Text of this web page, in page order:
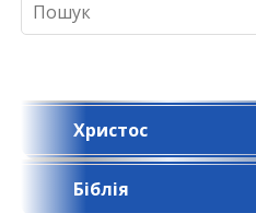
Христос
Біблія